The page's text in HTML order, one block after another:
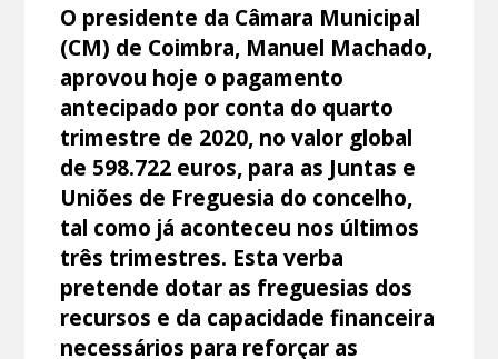
O presidente da Câmara Municipal
(CM) de Coimbra, Manuel Machado,
aprovou hoje o pagamento
antecipado por conta do quarto
trimestre de 2020, no valor global
de 598.722 euros, para as Juntas e
Uniões de Freguesia do concelho,
tal como já aconteceu nos últimos
três trimestres. Esta verba
pretende dotar as freguesias dos
recursos e da capacidade financeira
necessários para reforçar as